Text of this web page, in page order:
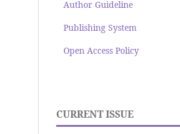
Author Guideline
Publishing System
Open Access Policy
CURRENT ISSUE